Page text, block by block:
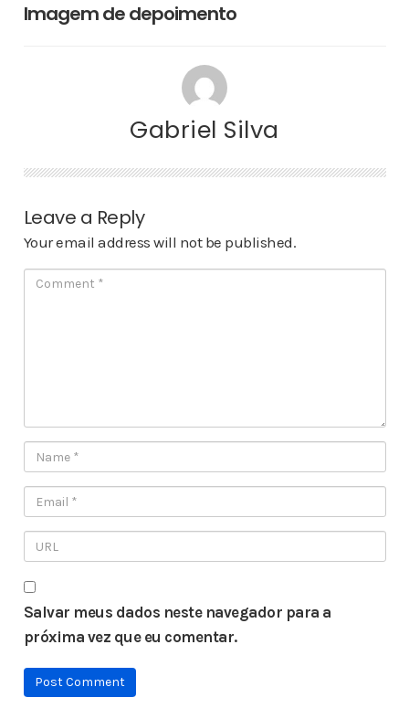
Imagem de depoimento
Gabriel Silva
Leave a Reply
Your email address will not be published.
Salvar meus dados neste navegador para a
próxima vez que eu comentar.